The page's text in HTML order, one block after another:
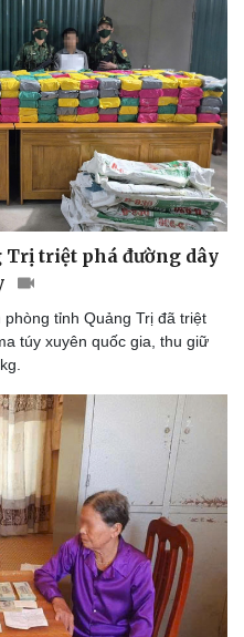
Ô tô - Xe máy
Ô tô
Xe máy
Trị triệt phá đường dây
phòng tỉnh Quảng Trị đã triệt
túy xuyên quốc gia, thu giữ